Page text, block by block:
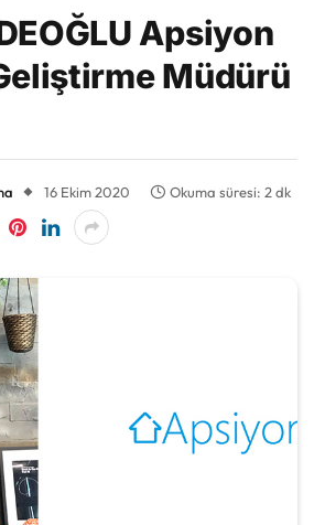
Apsiyon
Müdürü
16 Ekim 2020
Okuma süresi: 2 dk